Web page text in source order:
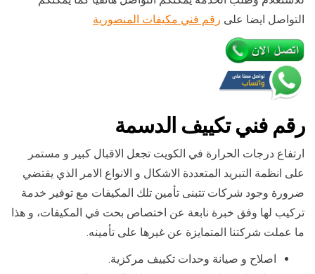
التواصل ايضا على رقم فني مكيفات المنصورية
رقمفني تكييف الدسمة
ارتفاع درجات الحرارة في الكويت تجعل الاقبال كبير و مستمر
على انظمة التبريد المتعددة الاشكال و الانواع الامر الذي يقتضي
ضرورة وجود شركات تتبنى تأمين تلك المكيفات مع توفير خدمة
تركيب لها وفق خبرة نابعة عن اختصاص بحت في المكيفات، و هذا
ما عملت شركتنا المتمايزة عن غيرها على تأمينه.
اصلاح و صيانة وحدات تكييف مركزية.